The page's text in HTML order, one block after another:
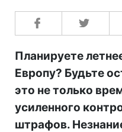
Планируете
Европу? Будьте
это не только
усиленного
штрафов.